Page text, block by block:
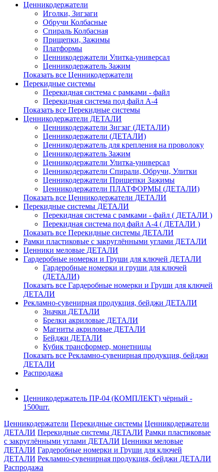
Ценникодержатели
Иголки, Зигзаги
Обручи Колбасные
Cпираль Колбасная
Прищепки, Зажимы
Платформы
Ценникодержатели Улитка-универсал
Ценникодержатель Зажим
Показать все Ценникодержатели
Перекидные системы
Перекидная система с рамками - файл
Перекидная система под файл А-4
Показать все Перекидные системы
Ценникодержатели ДЕТАЛИ
Ценникодержатели Зигзаг (ДЕТАЛИ)
Ценникодержатели (ДЕТАЛИ)
Ценникодержатель для крепления на проволоку
Ценникодержатель Зажим
Ценникодержатели Улитка-универсал
Ценникодержатели Спирали, Обручи, Улитки
Ценникодержатели Прищепки Зажимы
Ценникодержатели ПЛАТФОРМЫ (ДЕТАЛИ)
Показать все Ценникодержатели ДЕТАЛИ
Перекидные системы ДЕТАЛИ
Перекидная система с рамками - файл ( ДЕТАЛИ )
Перекидная система под файл А-4 ( ДЕТАЛИ )
Показать все Перекидные системы ДЕТАЛИ
Рамки пластиковые c закруглёнными углами ДЕТАЛИ
Ценники меловые ДЕТАЛИ
Гардеробные номерки и Груши для ключей ДЕТАЛИ
Гардеробные номерки и груши для ключей
(ДЕТАЛИ)
Показать все Гардеробные номерки и Груши для ключей
ДЕТАЛИ
Рекламно-сувенирная продукция, бейджи ДЕТАЛИ
Значки ДЕТАЛИ
Брелки акриловые ДЕТАЛИ
Магниты акриловые ДЕТАЛИ
Бейджи ДЕТАЛИ
Кубик трансформер, монетницы
Показать все Рекламно-сувенирная продукция, бейджи
ДЕТАЛИ
Распродажа
Ценникодержатель ПР-04 (КОМПЛЕКТ) чёрный -
1500шт.
Ценникодержатели Перекидные системы Ценникодержатели
ДЕТАЛИ Перекидные системы ДЕТАЛИ Рамки пластиковые
c закруглёнными углами ДЕТАЛИ Ценники меловые
ДЕТАЛИ Гардеробные номерки и Груши для ключей
ДЕТАЛИ Рекламно-сувенирная продукция, бейджи ДЕТАЛИ
Распродажа